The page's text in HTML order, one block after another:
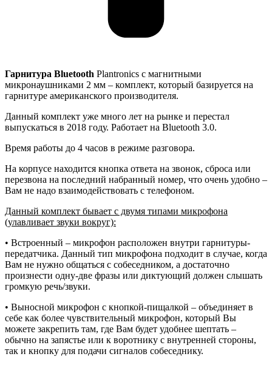
Гарнитура Bluetooth Plantronics с магнитными
микронаушниками 2 мм – комплект, который базируется на
гарнитуре американского производителя.
Данный комплект уже много лет на рынке и перестал
выпускаться в 2018 году. Работает на Bluetooth 3.0.
Время работы до 4 часов в режиме разговора.
На корпусе находится кнопка ответа на звонок, сброса или
перезвона на последний набранный номер, что очень удобно –
Вам не надо взаимодействовать с телефоном.
Данный комплект бывает с двумя типами микрофона
(улавливает звуки вокруг):
• Встроенный – микрофон расположен внутри гарнитуры-
передатчика. Данный тип микрофона подходит в случае, когда
Вам не нужно общаться с собеседником, а достаточно
произнести одну-две фразы или диктующий должен слышать
громкую речь/звуки.
• Выносной микрофон с кнопкой-пищалкой – объединяет в
себе как более чувствительный микрофон, который Вы
можете закрепить там, где Вам будет удобнее шептать –
обычно на запястье или к воротнику с внутренней стороны,
так и кнопку для подачи сигналов собеседнику.